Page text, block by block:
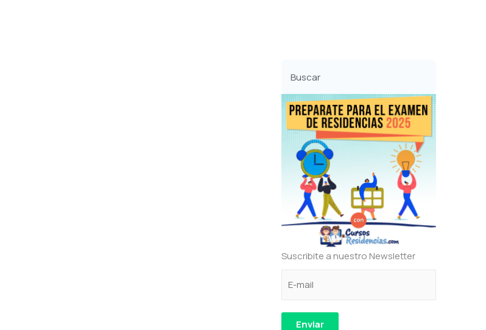
Suscribite a nuestro Newsletter
Enviar